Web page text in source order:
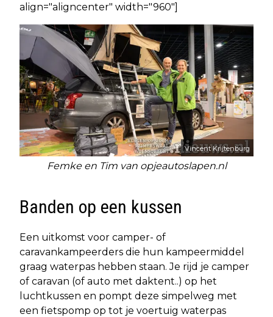
align="aligncenter" width="960"]
Vincent Krijtenburg
Femke en Tim van opjeautoslapen.nl
Banden op een kussen
Een uitkomst voor camper- of
caravankampeerders die hun kampeermiddel
graag waterpas hebben staan. Je rijd je camper
of caravan (of auto met daktent..) op het
luchtkussen en pompt deze simpelweg met
een fietspomp op tot je voertuig waterpas